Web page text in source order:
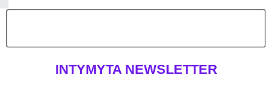
INTYMYTA NEWSLETTER